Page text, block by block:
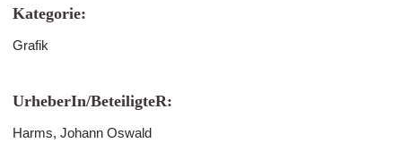
Kategorie:
Grafik
UrheberIn/BeteiligteR:
Harms, Johann Oswald